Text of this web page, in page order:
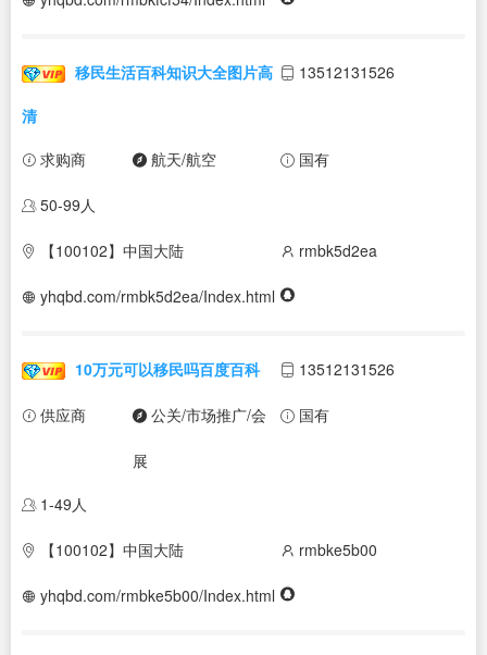
移民生活百科知识大全图片高
清
13512131526
求购商 航天/航空 国有
50-99人
【100102】中国大陆 rmbk5d2ea
yhqbd.com/rmbk5d2ea/Index.html
10万元可以移民吗百度百科 13512131526
供应商 公关/市场推广/会
展
国有
1-49人
【100102】中国大陆 rmbke5b00
yhqbd.com/rmbke5b00/Index.html